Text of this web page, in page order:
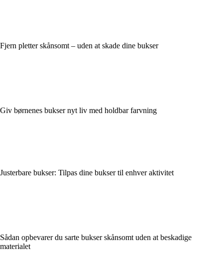
Fjern pletter skånsomt – uden at skade dine bukser
Giv børnenes bukser nyt liv med holdbar farvning
Justerbare bukser: Tilpas dine bukser til enhver aktivitet
Sådan opbevarer du sarte bukser skånsomt uden at beskadige
materialet